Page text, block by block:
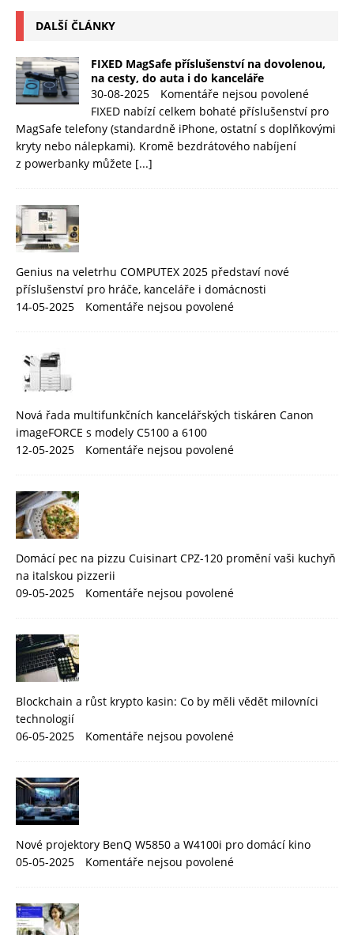
DALŠÍ ČLÁNKY
FIXED MagSafe příslušenství na dovolenou,
na cesty, do auta i do kanceláře
30-08-2025
Komentáře nejsou povolené
FIXED nabízí celkem bohaté příslušenství pro
MagSafe telefony (standardně iPhone, ostatní s doplňkovými
kryty nebo nálepkami). Kromě bezdrátového nabíjení
z powerbanky můžete [...]
Genius na veletrhu COMPUTEX 2025 představí nové
příslušenství pro hráče, kanceláře i domácnosti
14-05-2025
Komentáře nejsou povolené
Nová řada multifunkčních kancelářských tiskáren Canon
imageFORCE s modely C5100 a 6100
12-05-2025
Komentáře nejsou povolené
Domácí pec na pizzu Cuisinart CPZ-120 promění vaši kuchyň
na italskou pizzerii
09-05-2025
Komentáře nejsou povolené
Blockchain a růst krypto kasin: Co by měli vědět milovníci
technologií
06-05-2025
Komentáře nejsou povolené
Nové projektory BenQ W5850 a W4100i pro domácí kino
05-05-2025
Komentáře nejsou povolené